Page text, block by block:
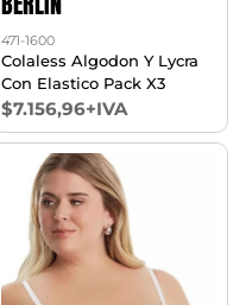
471-1600
Colaless Algodon Y Lycra
Con Elastico Pack X3
$7.156,96+IVA